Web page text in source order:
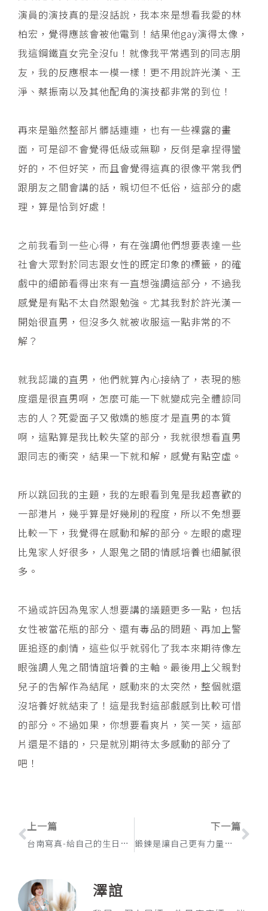
演員的演技真的是沒話說，我本來是想看我愛的林
柏宏，覺得應該會被他電到！結果他gay演得太像，
我這鋼鐵直女完全沒fu！就像我平常遇到的同志朋
友，我的反應根本一模一樣！更不用說許光漢、王
淨、蔡振南以及其他配角的演技都非常的到位！
再來是雖然整部片髒話連連，也有一些裸露的畫
面，可是卻不會覺得低級或無聊，反倒是拿捏得蠻
好的，不但好笑，而且會覺得這真的很像平常我們
跟朋友之間會講的話，親切但不低俗，這部分的處
理，算是恰到好處！
之前我看到一些心得，有在強調他們想要表達一些
社會大眾對於同志跟女性的既定印象的標籤，的確
戲中的細節看得出來有一直想強調這部分，不過我
感覺是有點不太自然跟勉強。尤其我對於許光漢一
開始很直男，但沒多久就被收服這一點非常的不
解？
就我認識的直男，他們就算內心接納了，表現的態
度還是很直男啊，怎麼可能一下就變成完全體諒同
志的人？死愛面子又傲嬌的態度才是直男的本質
啊，這點算是我比較失望的部分，我就很想看直男
跟同志的衝突，結果一下就和解，感覺有點空虛。
所以跳回我的主題，我的左眼看到鬼是我超喜歡的
一部港片，幾乎算是好幾刷的程度，所以不免想要
比較一下，我覺得在感動和解的部分。左眼的處理
比鬼家人好很多，人跟鬼之間的情感培養也細膩很
多。
不過或許因為鬼家人想要講的議題更多一點，包括
女性被當花瓶的部分、還有毒品的問題、再加上警
匪追逐的劇情，這些似乎就弱化了我本來期待像左
眼強調人鬼之間情誼培養的主軸。最後用上父親對
兒子的吿解作為結尾，感動來的太突然，整個就還
沒培養好就結束了！這是我對這部戲感到比較可惜
的部分。不過如果，你想要看爽片，笑一笑，這部
片還是不錯的，只是就別期待太多感動的部分了
吧！
上一頁
上一篇
台南寫真-給自己的生日禮物
下一篇
鍛鍊是讓自己更有力量：20堂一對一重訓的心得
下
澤誼